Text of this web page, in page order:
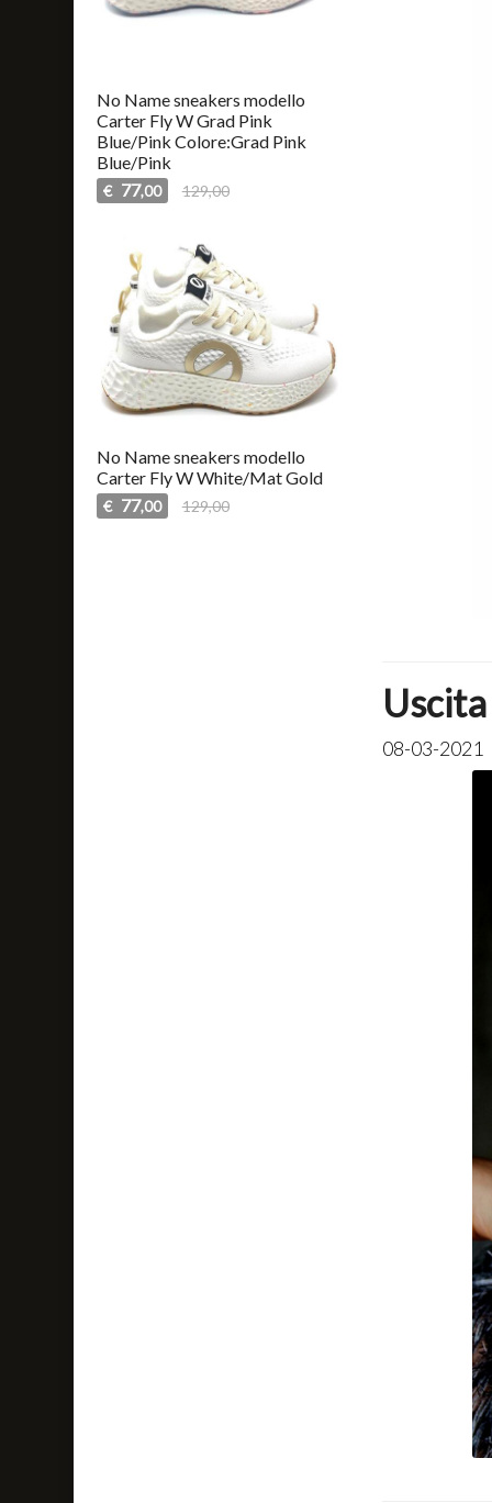
08-03-2021
No Name sneakers modello
Carter Fly W Grad Pink
Blue/Pink Colore:Grad Pink
Blue/Pink
€ 77,00 129,00
No Name sneakers modello
Carter Fly W White/Mat Gold
€ 77,00 129,00